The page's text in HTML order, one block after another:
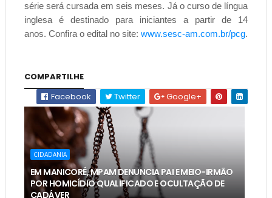
série será cursada em seis meses. Já o curso de língua
inglesa é destinado para iniciantes a partir de 14
anos. Confira o edital no site: www.sesc-am.com.br/pcg.
COMPARTILHE
Facebook
Twitter Google+
CIDADANIA
EM MANICORÉ, MPAM DENUNCIA PAI E MEIO-IRMÃO
POR HOMICÍDIO QUALIFICADO E OCULTAÇÃO DE
CADÁVER